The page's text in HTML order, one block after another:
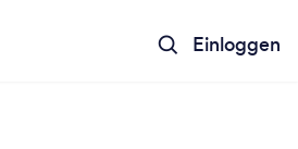
Einloggen